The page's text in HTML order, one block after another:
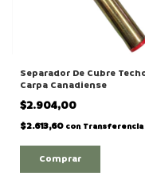
Separador De Cubre
Carpa Canadiense
$2.904,00
$2.613,60 con Transferencia